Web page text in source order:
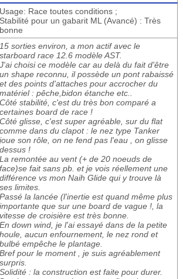
Usage: Race toutes conditions ;
Stabilité pour un gabarit ML (Avancé) : Très
bonne
15 sorties environ, a mon actif avec le
starboard race 12.6 modèle AST.
J'ai choisi ce modèle car au delà du fait d'être
un shape reconnu, il possède un pont rabaissé
et des points d'attaches pour accrocher du
matériel : pêche,bidon étanche etc..
Côté stabilité, c'est du très bon comparé a
certaines board de race !
Côté glisse, c'est super agréable, sur du flat
comme dans du clapot : le nez type Tanker
joue son rôle, on ne fend pas l'eau , on glisse
dessus !
La remontée au vent (+ de 20 noeuds de
face)se fait sans pb. et je vois réellement une
différence vs mon Naih Glide qui y trouve là
ses limites.
Passé la lancée (l'inertie est quand même plus
importante que sur une board de vague !, la
vitesse de croisière est très bonne.
En down wind, je l'ai essayé dans de la petite
houle, aucun enfournement, le nez rond et
bulbé empêche le plantage.
Bref pour le moment , je suis agréablement
surpris.
Solidité : la construction est faite pour durer.